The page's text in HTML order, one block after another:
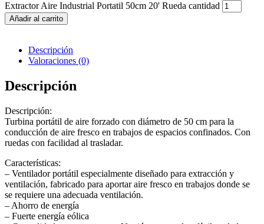
Extractor Aire Industrial Portatil 50cm 20' Rueda cantidad
Añadir al carrito
Descripción
Valoraciones (0)
Descripción
Descripción:
Turbina portátil de aire forzado con diámetro de 50 cm para la
conducción de aire fresco en trabajos de espacios confinados. Con
ruedas con facilidad al trasladar.
Características:
– Ventilador portátil especialmente diseñado para extracción y
ventilación, fabricado para aportar aire fresco en trabajos donde se
se requiere una adecuada ventilación.
– Ahorro de energía
– Fuerte energía eólica